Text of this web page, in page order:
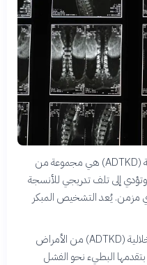
متلازمة أوتوزومال الغالبة الكلوية الخلالية (ADTKD) هي مجموعة من
وتؤدي إلى تلف تدريجي للأنسجة
مزمن. يُعد التشخيص المبكر
تُعد متلازمة أوتوزومال الغالبة الكلوية الخلالية (ADTKD) من الأمراض
بتقدمها البطيء نحو الفشل